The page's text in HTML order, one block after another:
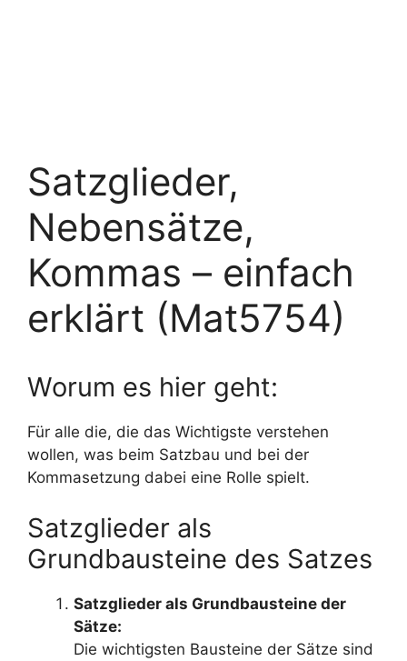
Satzglieder,
Nebensätze,
Kommas – einfach
erklärt (Mat5754)
Worum es hier geht:
Für alle die, die das Wichtigste verstehen
wollen, was beim Satzbau und bei der
Kommasetzung dabei eine Rolle spielt.
Satzglieder als
Grundbausteine des Satzes
Satzglieder als Grundbausteine der
Sätze:
Die wichtigsten Bausteine der Sätze sind